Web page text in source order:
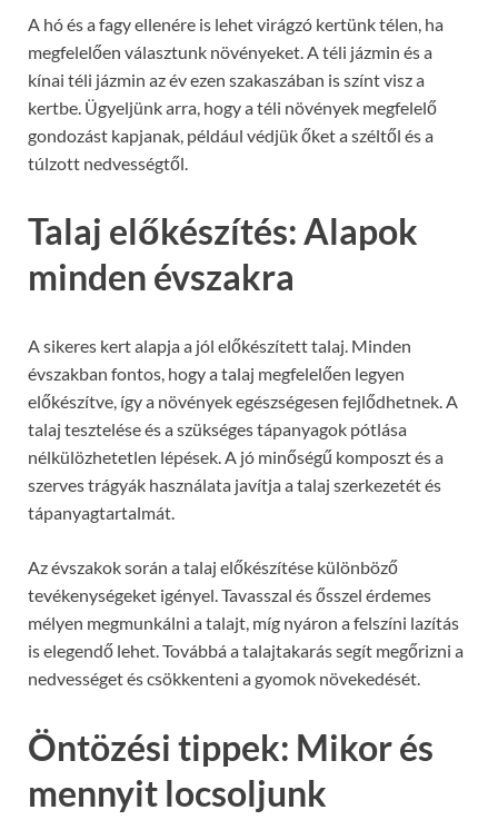
A hó és a fagy ellenére is lehet virágzó kertünk télen, ha
megfelelően választunk növényeket. A téli jázmin és a
kínai téli jázmin az év ezen szakaszában is színt visz a
kertbe. Ügyeljünk arra, hogy a téli növények megfelelő
gondozást kapjanak, például védjük őket a széltől és a
túlzott nedvességtől.
Talaj előkészítés: Alapok
minden évszakra
A sikeres kert alapja a jól előkészített talaj. Minden
évszakban fontos, hogy a talaj megfelelően legyen
előkészítve, így a növények egészségesen fejlődhetnek. A
talaj tesztelése és a szükséges tápanyagok pótlása
nélkülözhetetlen lépések. A jó minőségű komposzt és a
szerves trágyák használata javítja a talaj szerkezetét és
tápanyagtartalmát.
Az évszakok során a talaj előkészítése különböző
tevékenységeket igényel. Tavasszal és ősszel érdemes
mélyen megmunkálni a talajt, míg nyáron a felszíni lazítás
is elegendő lehet. Továbbá a talajtakarás segít megőrizni a
nedvességet és csökkenteni a gyomok növekedését.
Öntözési tippek: Mikor és
mennyit locsoljunk